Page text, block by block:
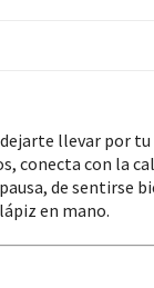
llevar por
conecta con la
de sentirse
en mano.